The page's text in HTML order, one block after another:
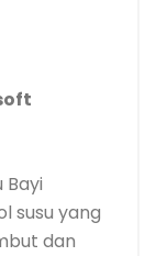
Bayi
susu yang
dan